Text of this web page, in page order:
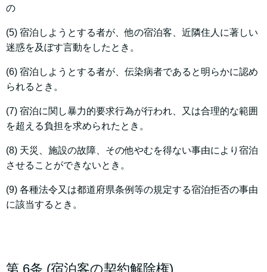
の
(5) 宿泊しようとする者が、他の宿泊客、近隣住人に著しい
迷惑を及ぼす言動をしたとき。
(6) 宿泊しようとする者が、伝染病者であると明らかに認め
られるとき。
(7) 宿泊に関し暴力的要求行為が行われ、又は合理的な範囲
を超える負担を求められたとき。
(8) 天災、施設の故障、その他やむを得ない事由により宿泊
させることができないとき。
(9) 各種法令又は都道府県条例等の規定する宿泊拒否の事由
に該当するとき。
第 6条 (宿泊客の契約解除権)